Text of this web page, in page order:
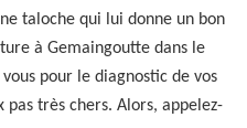
taloche qui lui donne un bon
à Gemaingoutte dans le
pour le diagnostic de vos
très chers. Alors, appelez-